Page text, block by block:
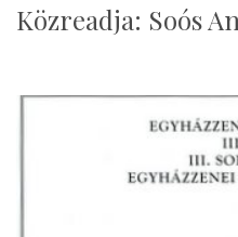
Közreadja: Soós